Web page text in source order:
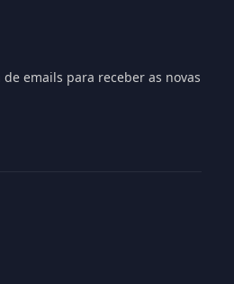
emails para receber as novas